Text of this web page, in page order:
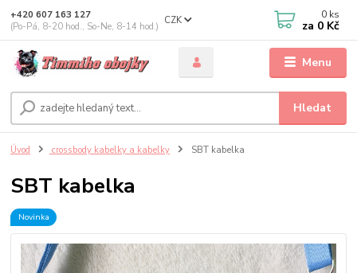
Menu
CZK
Hledat
+420 607 163 127
(Po-Pá, 8-20 hod., So-Ne, 8-14 hod.)
0 ks
za 0 Kč
Úvod crossbody kabelky a kabelky SBT kabelka
SBT kabelka
Novinka